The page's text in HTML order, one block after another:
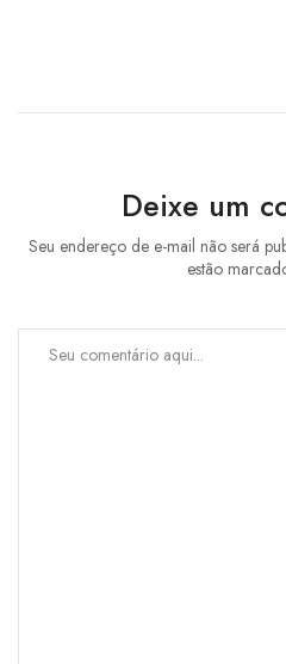
Deixe um
Seu endereço de e-mail não será
estão